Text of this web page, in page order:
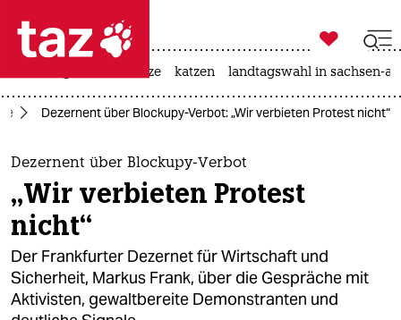
 taz zahl ich
taz zahl ich
themen
politik
öko
gesellschaft

taz zahl ich
hitze katzen landtagswahl in sachsen-
Dezernent über Blockupy-Verbot: „Wir verbieten Protest nicht“
Dezernent über Blockupy-Verbot
„Wir verbieten Protest
nicht“
Der Frankfurter Dezernet für Wirtschaft und
Sicherheit, Markus Frank, über die Gespräche mit
Aktivisten, gewaltbereite Demonstranten und